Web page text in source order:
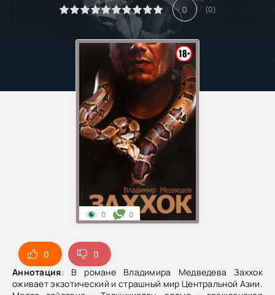
0 (0)
0
0
Аннотация: В романе Владимира Медведева Заххок
оживает экзотический и страшный мир Центральной Азии.
0 0